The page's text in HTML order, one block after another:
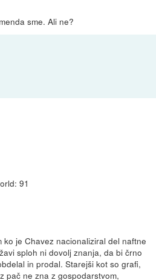
sme. Ali ne?
91
je Chavez nacionaliziral del naftne
sploh ni dovolj znanja, da bi črno
in prodal. Starejši kot so grafi,
pač ne zna z gospodarstvom,